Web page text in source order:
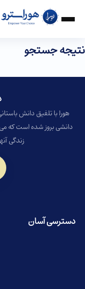
نتیجه جستجو
هورا با تلفیق دانش
دانشی بروز شده است که می
زندگی
دسترسی آسان